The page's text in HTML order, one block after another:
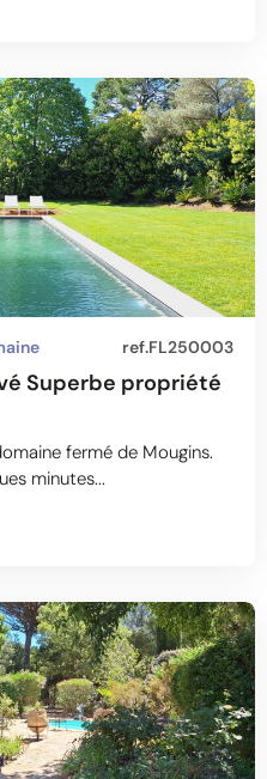
ref.FL250003
Superbe propriété
fermé de Mougins.
minutes...